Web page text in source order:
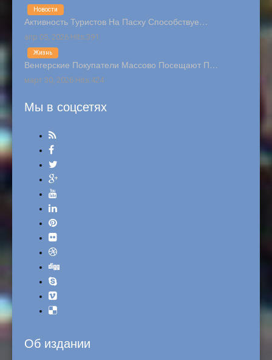
Активность Туристов На Пасху Способствуе…
апр 05, 2026 Hits:391
Новости
Венгерские Покупатели Массово Посещают П…
март 30, 2026 Hits:424
Жизнь
Мы в соцсетях
Об издании